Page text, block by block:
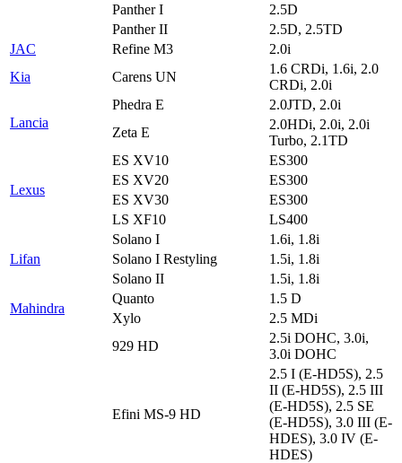
Panther I
2.5D
Panther II
2.5D, 2.5TD
JAC
Refine M3
2.0i
Kia
Carens UN
1.6 CRDi, 1.6i, 2.0
CRDi, 2.0i
Lancia
Phedra E
2.0JTD, 2.0i
Zeta E
2.0HDi, 2.0i, 2.0i
Turbo, 2.1TD
Lexus
ES XV10
ES300
ES XV20
ES300
ES XV30
ES300
LS XF10
LS400
Lifan
Solano I
1.6i, 1.8i
Solano I Restyling
1.5i, 1.8i
Solano II
1.5i, 1.8i
Mahindra
Quanto
1.5 D
Xylo
2.5 MDi
929 HD
2.5i DOHC, 3.0i,
3.0i DOHC
Efini MS-9 HD
2.5 I (E-HD5S), 2.5
II (E-HD5S), 2.5 III
(E-HD5S), 2.5 SE
(E-HD5S), 3.0 III (E-
HDES), 3.0 IV (E-
HDES)